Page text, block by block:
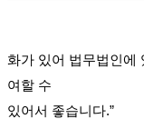
화가 있어 법무법인에
여할 수
있어서 좋습니다.”